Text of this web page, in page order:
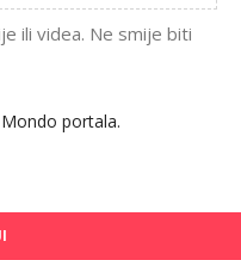
ili videa. Ne smije biti
Mondo portala.